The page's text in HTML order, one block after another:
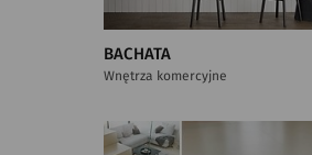
BACHATA
Wnętrza komercyjne